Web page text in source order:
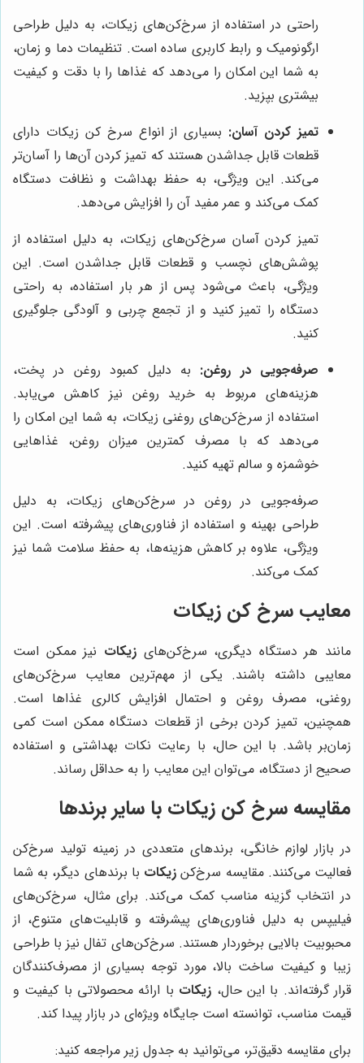
راحتی در استفاده از سرخ‌کن‌های زیکات، به دلیل طراحی
ارگونومیک و رابط کاربری ساده است. تنظیمات دما و زمان،
به شما این امکان را می‌دهد که غذاها را با دقت و کیفیت
بیشتری بپزید.
تمیز کردن آسان: بسیاری از انواع سرخ کن زیکات دارای
قطعات قابل جداشدن هستند که تمیز کردن آن‌ها را آسان‌تر
می‌کند. این ویژگی، به حفظ بهداشت و نظافت دستگاه
کمک می‌کند و عمر مفید آن را افزایش می‌دهد.
تمیز کردن آسان سرخ‌کن‌های زیکات، به دلیل استفاده از
پوشش‌های نچسب و قطعات قابل جداشدن است. این
ویژگی، باعث می‌شود پس از هر بار استفاده، به راحتی
دستگاه را تمیز کنید و از تجمع چربی و آلودگی جلوگیری
کنید.
صرفه‌جویی در روغن: به دلیل کمبود روغن در پخت،
هزینه‌های مربوط به خرید روغن نیز کاهش می‌یابد.
استفاده از سرخ‌کن‌های روغنی زیکات، به شما این امکان را
می‌دهد که با مصرف کمترین میزان روغن، غذاهایی
خوشمزه و سالم تهیه کنید.
صرفه‌جویی در روغن در سرخ‌کن‌های زیکات، به دلیل
طراحی بهینه و استفاده از فناوری‌های پیشرفته است. این
ویژگی، علاوه بر کاهش هزینه‌ها، به حفظ سلامت شما نیز
کمک می‌کند.
معایب سرخ کن زیکات
مانند هر دستگاه دیگری، سرخ‌کن‌هایزیکات نیز ممکن است
معایبی داشته باشند. یکی از مهم‌ترین معایب سرخ‌کن‌های
روغنی، مصرف روغن و احتمال افزایش کالری غذاها است.
همچنین، تمیز کردن برخی از قطعات دستگاه ممکن است کمی
زمان‌بر باشد. با این حال، با رعایت نکات بهداشتی و استفاده
صحیح از دستگاه، می‌توان این معایب را به حداقل رساند.
مقایسه سرخ کن زیکات با سایر برندها
در بازار لوازم خانگی، برندهای متعددی در زمینه تولید سرخ‌کن
فعالیت می‌کنند. مقایسه سرخ‌کن زیکات با برندهای دیگر، به شما
در انتخاب گزینه مناسب کمک می‌کند. برای مثال، سرخ‌کن‌های
فیلیپس به دلیل فناوری‌های پیشرفته و قابلیت‌های متنوع، از
محبوبیت بالایی برخوردار هستند. سرخ‌کن‌های تفال نیز با طراحی
زیبا و کیفیت ساخت بالا، مورد توجه بسیاری از مصرف‌کنندگان
قرار گرفته‌اند. با این حال، زیکات با ارائه محصولاتی با کیفیت و
قیمت مناسب، توانسته است جایگاه ویژه‌ای در بازار پیدا کند.
برای مقایسه دقیق‌تر، می‌توانید به جدول زیر مراجعه کنید: